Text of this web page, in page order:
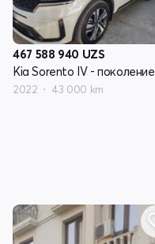
467 588 940 UZS
Kia Sorento IV - поколение
2022 43 000 km